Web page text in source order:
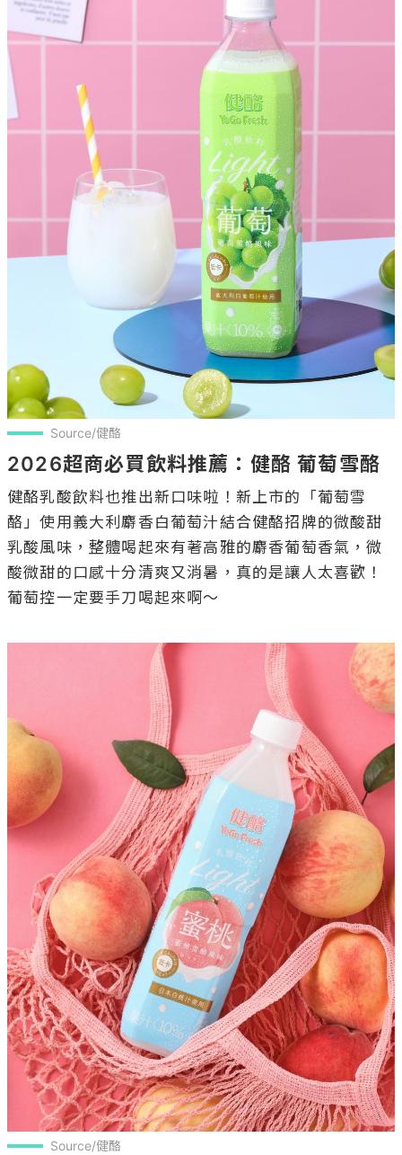
Source/健酪
2026超商必買飲料推薦：健酪 葡萄雪酪
健酪乳酸飲料也推出新口味啦！新上市的「葡萄雪
酪」使用義大利麝香白葡萄汁結合健酪招牌的微酸甜
乳酸風味，整體喝起來有著高雅的麝香葡萄香氣，微
酸微甜的口感十分清爽又消暑，真的是讓人太喜歡！
葡萄控一定要手刀喝起來啊～
Source/健酪